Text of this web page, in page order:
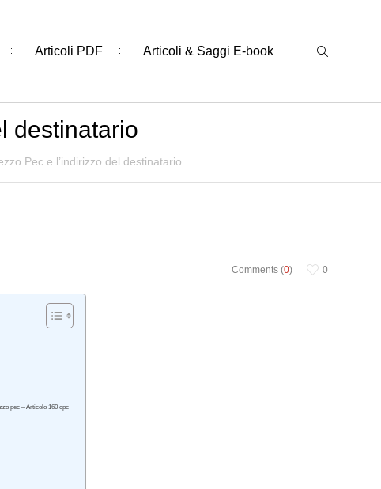
Articoli PDF Articoli & Saggi E-book
destinatario
Pec e l’indirizzo del destinatario
Comments (0) 0
pec – Articolo 160 cpc